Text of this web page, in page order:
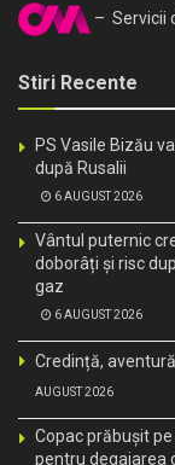
– Servicii
Stiri Recente
PS Vasile Bizău
după Rusalii
6 AUGUST 2026
Vântul puternic
doborâți și risc
gaz
6 AUGUST 2026
Credință,
AUGUST 2026
Copac prăbușit
pentru degajarea